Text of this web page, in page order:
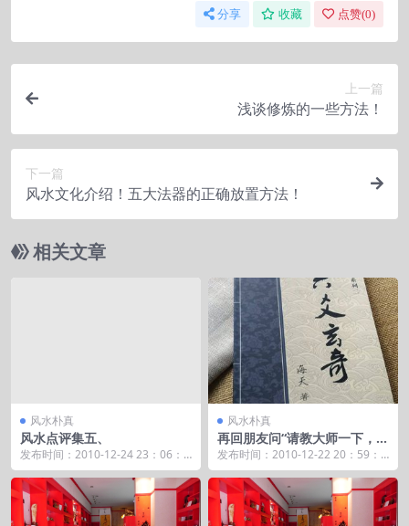
分享 收藏 点赞(0)
上一篇
浅谈修炼的一些方法！
下一篇
风水文化介绍！五大法器的正确放置方法！
相关文章
风水朴真
风水点评集五、
发布时间：2010-12-24 23：06：4
0 大师，您好！我家刚购去一房
屋，...
风水朴真
再回朋友问“请教大师一下，金
蟾是辟邪还是招财的呢？”
发布时间：2010-12-22 20：59：0
4 有朋友问：究竟金蟾是辟邪还是
招...